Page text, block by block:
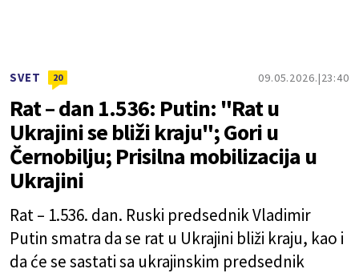
SVET 20 09.05.2026. 23:40
Rat – dan 1.536: Putin: "Rat u
Ukrajini se bliži kraju"; Gori u
Černobilju; Prisilna mobilizacija u
Ukrajini
Rat – 1.536. dan. Ruski predsednik Vladimir
Putin smatra da se rat u Ukrajini bliži kraju, kao i
da će se sastati sa ukrajinskim predsednik